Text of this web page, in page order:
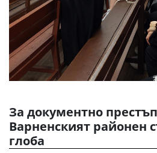
За документно
Варненският районен
глоба